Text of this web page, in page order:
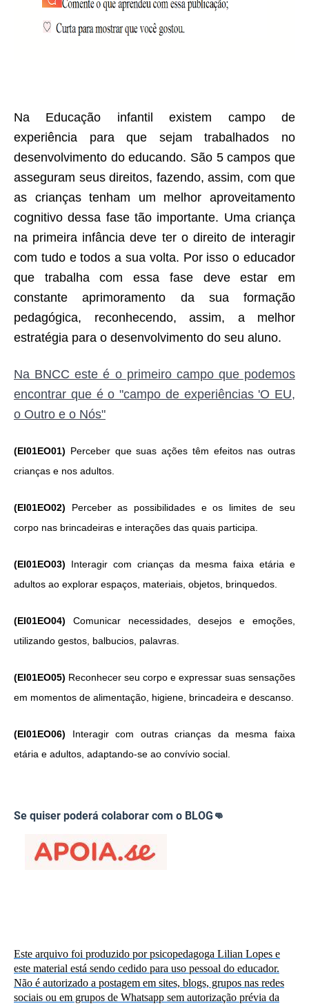
Na Educação infantil existem campo de
experiência para que sejam trabalhados no
desenvolvimento do educando. São 5 campos que
asseguram seus direitos, fazendo, assim, com que
as crianças tenham um melhor aproveitamento
cognitivo dessa fase tão importante. Uma criança
na primeira infância deve ter o direito de interagir
com tudo e todos a sua volta. Por isso o educador
que trabalha com essa fase deve estar em
constante aprimoramento da sua formação
pedagógica, reconhecendo, assim, a melhor
estratégia para o desenvolvimento do seu aluno.
Na BNCC este é o primeiro campo que podemos
encontrar que é o "campo de experiências 'O EU,
o Outro e o Nós"
(EI01EO01) Perceber que suas ações têm efeitos nas outras
crianças e nos adultos.
(EI01EO02) Perceber as possibilidades e os limites de seu
corpo nas brincadeiras e interações das quais participa.
(EI01EO03) Interagir com crianças da mesma faixa etária e
adultos ao explorar espaços, materiais, objetos, brinquedos.
(EI01EO04) Comunicar necessidades, desejos e emoções,
utilizando gestos, balbucios, palavras.
(EI01EO05) Reconhecer seu corpo e expressar suas sensações
em momentos de alimentação, higiene, brincadeira e descanso.
(EI01EO06) Interagir com outras crianças da mesma faixa
etária e adultos, adaptando-se ao convívio social.
Se quiser poderá colaborar com o BLOG👊
Este arquivo foi produzido por psicopedagoga Lilian Lopes e
este material está sendo cedido para uso pessoal do educador.
Não é autorizado a postagem em sites, blogs, grupos nas redes
sociais ou em grupos de Whatsapp sem autorização prévia da